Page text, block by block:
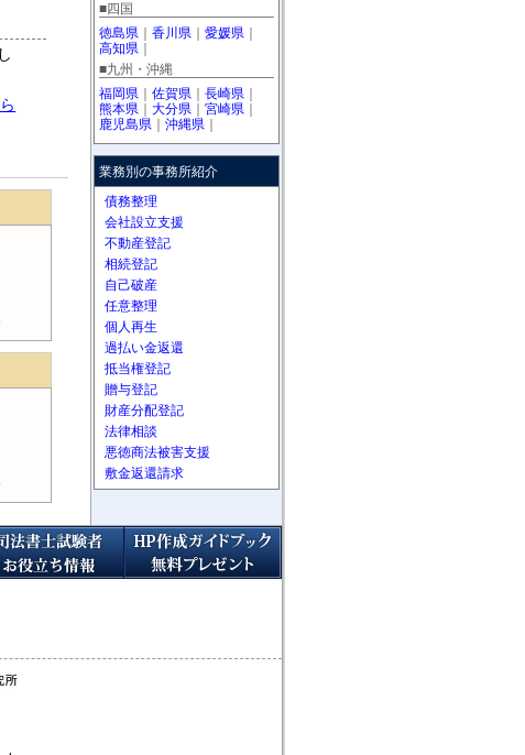
■四国
徳島県｜ 香川県｜ 愛媛県｜
高知県｜
■九州・沖縄
福岡県｜ 佐賀県｜ 長崎県｜
熊本県｜ 大分県｜ 宮崎県｜
鹿児島県｜ 沖縄県｜
業務別の事務所紹介
債務整理
会社設立支援
不動産登記
相続登記
自己破産
任意整理
個人再生
過払い金返還
抵当権登記
贈与登記
財産分配登記
法律相談
悪徳商法被害支援
敷金返還請求